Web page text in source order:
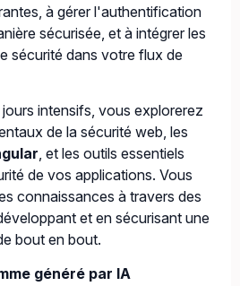
à gérer l'authentification
sécurisée, et à intégrer les
sécurité dans votre flux de
intensifs, vous explorerez
de la sécurité web, les
, et les outils essentiels
de vos applications. Vous
connaissances à travers des
et en sécurisant une
bout en bout.
généré par IA